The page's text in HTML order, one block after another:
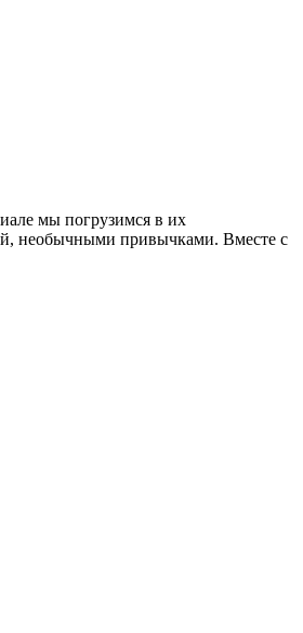
мы погрузимся в их
необычными привычками. Вместе с